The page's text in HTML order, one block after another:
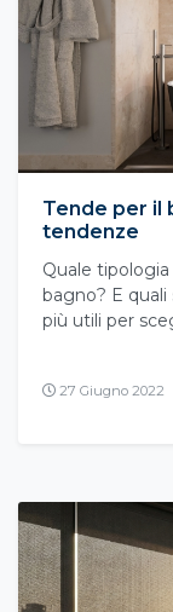
Tende per il
tendenze
Quale
bagno? E
più utili per
27 Giugno 2022